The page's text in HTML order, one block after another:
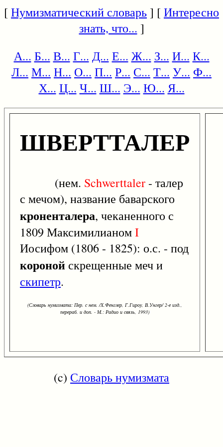
[Нумизматический словарь] [Интересно
знать, что... ]
А... Б... В... Г... Д... Е... Ж... З... И... К...
Л... М... Н... О... П... Р... С... Т... У... Ф...
Х... Ц... Ч... Ш... Э... Ю... Я...
ШВЕРТТАЛЕР
(нем. Schwerttaler - талер
с мечом), название баварского
кроненталера, чеканенного с
1809 МаксимилианомI
Иосифом (1806 - 1825): о.с. - под
короной скрещенные меч и
скипетр.
(Словарь нумизмата: Пер. с нем. /Х.Фенглер, Г.Гироу, В.Унгер/ 2-е изд.,
перераб. и доп. - М.: Радио и связь, 1993)
(c) Словарь нумизмата